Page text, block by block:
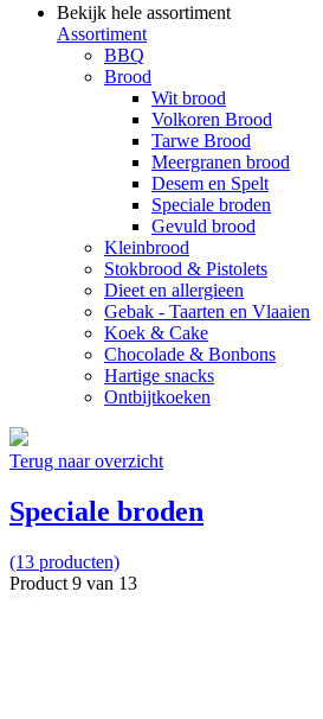
Bekijk hele assortiment
Assortiment
BBQ
Brood
Wit brood
Volkoren Brood
Tarwe Brood
Meergranen brood
Desem en Spelt
Speciale broden
Gevuld brood
Kleinbrood
Stokbrood & Pistolets
Dieet en allergieen
Gebak - Taarten en Vlaaien
Koek & Cake
Chocolade & Bonbons
Hartige snacks
Ontbijtkoeken
Terug naar overzicht
Speciale broden
(13 producten)
Product 9 van 13